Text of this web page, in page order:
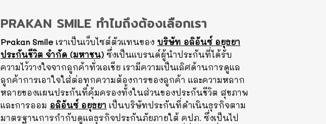
PRAKAN SMILE ทำไมถึงต้องเลือกเรา
Prakan Smile เราเป็นเว็บไซต์ตัวแทนของ บริษัท อลิอันซ์ อยุธยา
ประกันชีวิต จำกัด (มหาชน) ซึ่งเป็นแบรนด์ผู้นำประกันที่ได้รับ
ความไว้วางใจจากลูกค้าทั่วเอเชีย เรามีความเป็นเลิศด้านการดูแล
ลูกค้าการเอาใจใส่ต่อทุกความต้องการของลูกค้า และความหลาก
หลายของแผนประกันที่คุ้มครองทั้งในส่วนของประกันชีวิต สุขภาพ
และการออม อลิอันซ์ อยุธยา เป็นบริษัทประกันที่ดำเนินธุรกิจตาม
มาตรฐานการกำกับดูแลธุรกิจประกันภัยภายใต้ คปภ. ซึ่งเป็นไป